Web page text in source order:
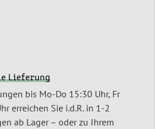
Lieferung
bis Mo-Do 15:30 Uhr, Fr
erreichen Sie i.d.R. in 1-2
ab Lager – oder zu Ihrem